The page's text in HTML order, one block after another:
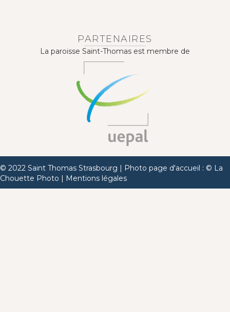
PARTENAIRES
La paroisse Saint-Thomas est membre de
© 2022 Saint Thomas Strasbourg | Photo page d'accueil : © La
Chouette Photo | Mentions légales